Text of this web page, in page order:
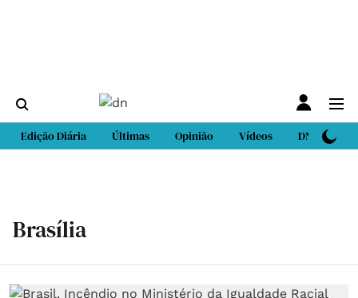
Edição Diária Últimas Opinião Vídeos DN Sport
Brasília